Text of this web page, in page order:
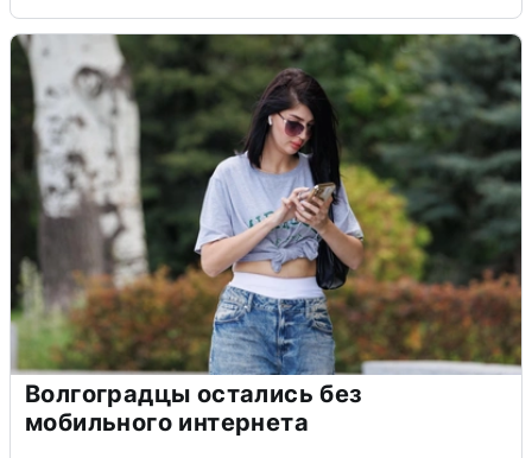
Волгоградцы остались без
мобильного интернета